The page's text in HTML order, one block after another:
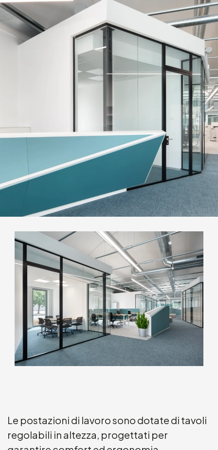
Le postazioni di lavoro sono dotate di tavoli
regolabili in altezza, progettati per